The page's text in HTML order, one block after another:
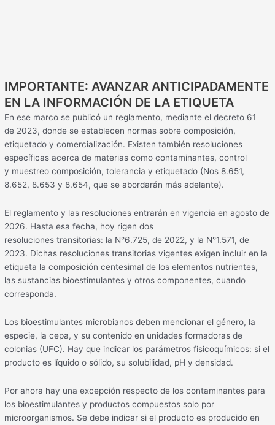
IMPORTANTE: AVANZAR ANTICIPADAMENTE
EN LA INFORMACIÓN DE LA ETIQUETA
En ese marco se publicó un reglamento, mediante el decreto 61
de 2023, donde se establecen normas sobre composición,
etiquetado y comercialización. Existen también resoluciones
específicas acerca de materias como contaminantes, control
y muestreo composición, tolerancia y etiquetado (Nos 8.651,
8.652, 8.653 y 8.654, que se abordarán más adelante).
El reglamento y las resoluciones entrarán en vigencia en agosto de
2026. Hasta esa fecha, hoy rigen dos
resoluciones transitorias: la N°6.725, de 2022, y la N°1.571, de
2023. Dichas resoluciones transitorias vigentes exigen incluir en la
etiqueta la composición centesimal de los elementos nutrientes,
las sustancias bioestimulantes y otros componentes, cuando
corresponda.
Los bioestimulantes microbianos deben mencionar el género, la
especie, la cepa, y su contenido en unidades formadoras de
colonias (UFC). Hay que indicar los parámetros fisicoquímicos: si el
producto es líquido o sólido, su solubilidad, pH y densidad.
Por ahora hay una excepción respecto de los contaminantes para
los bioestimulantes y productos compuestos solo por
microorganismos. Se debe indicar si el producto es producido en